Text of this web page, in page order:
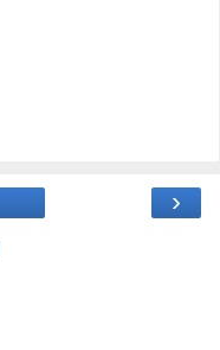
›